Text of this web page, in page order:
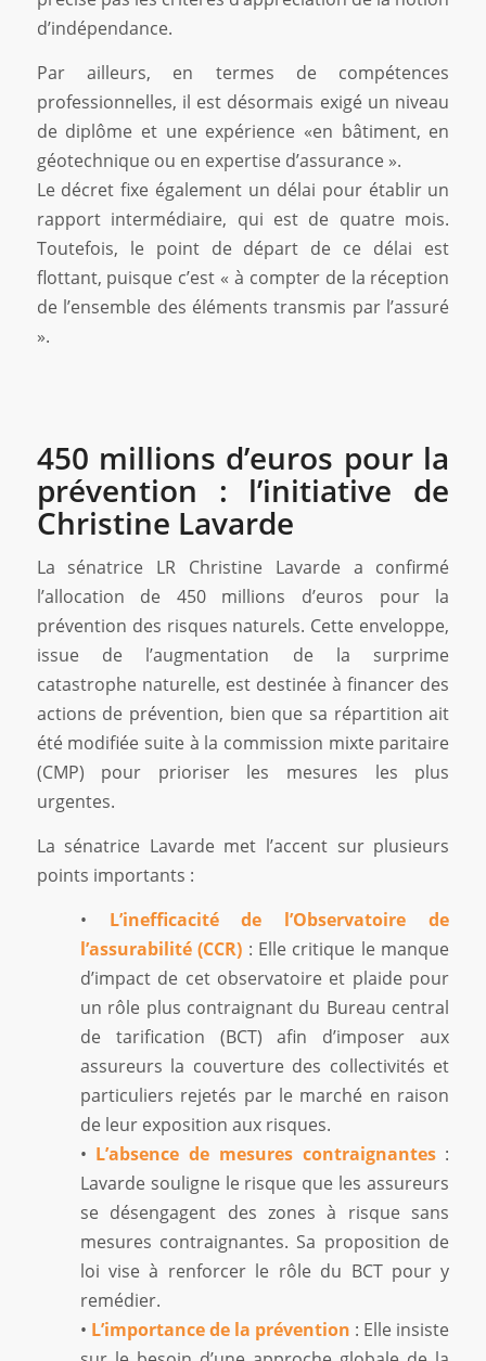
d’indépendance.
Par ailleurs, en termes de compétences
professionnelles, il est désormais exigé un niveau
de diplôme et une expérience «en bâtiment, en
géotechnique ou en expertise d’assurance ».
Le décret fixe également un délai pour établir un
rapport intermédiaire, qui est de quatre mois.
Toutefois, le point de départ de ce délai est
flottant, puisque c’est « à compter de la réception
de l’ensemble des éléments transmis par l’assuré
».
450 millions d’euros pour la
prévention : l’initiative de
Christine Lavarde
La sénatrice LR Christine Lavarde a confirmé
l’allocation de 450 millions d’euros pour la
prévention des risques naturels. Cette enveloppe,
issue de l’augmentation de la surprime
catastrophe naturelle, est destinée à financer des
actions de prévention, bien que sa répartition ait
été modifiée suite à la commission mixte paritaire
(CMP) pour prioriser les mesures les plus
urgentes.
La sénatrice Lavarde met l’accent sur plusieurs
points importants :
• L’inefficacité de l’Observatoire de
l’assurabilité (CCR) : Elle critique le manque
d’impact de cet observatoire et plaide pour
un rôle plus contraignant du Bureau central
de tarification (BCT) afin d’imposer aux
assureurs la couverture des collectivités et
particuliers rejetés par le marché en raison
de leur exposition aux risques.
• L’absence de mesures contraignantes :
Lavarde souligne le risque que les assureurs
se désengagent des zones à risque sans
mesures contraignantes. Sa proposition de
loi vise à renforcer le rôle du BCT pour y
remédier.
• L’importance de la prévention : Elle insiste